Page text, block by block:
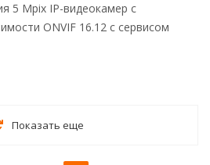
5 Mpix IP-видеокамер с
ONVIF 16.12 с сервисом
Показать еще